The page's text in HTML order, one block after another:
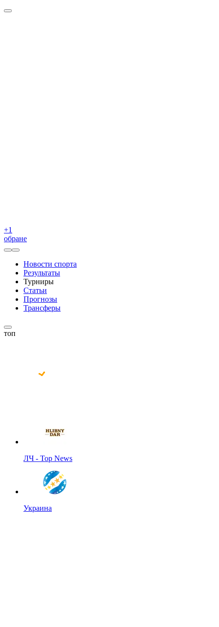
+1
обране
Новости спорта
Результаты
Турниры
Статьи
Прогнозы
Трансферы
топ
ЛЧ - Top News
Украина